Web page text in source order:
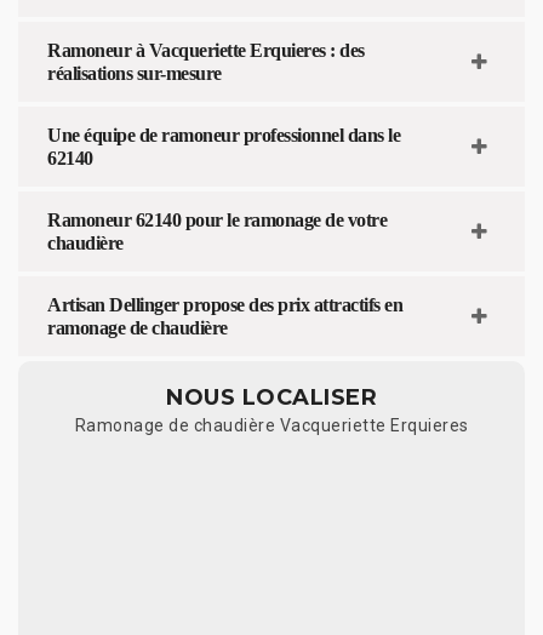
Ramoneur à Vacqueriette Erquieres : des
réalisations sur-mesure
Une équipe de ramoneur professionnel dans le
62140
Ramoneur 62140 pour le ramonage de votre
chaudière
Artisan Dellinger propose des prix attractifs en
ramonage de chaudière
NOUS LOCALISER
Ramonage de chaudière Vacqueriette Erquieres